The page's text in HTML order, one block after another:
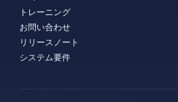
トレーニング
お問い合わせ
リリースノート
システム要件